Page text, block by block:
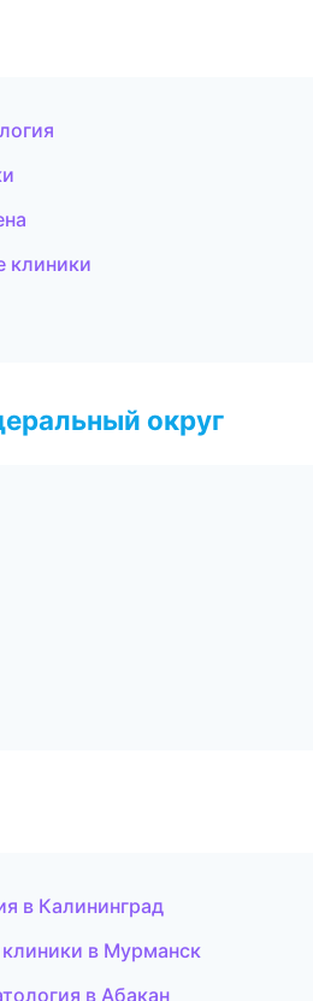
клиники
округ
в Калининград
в Мурманск
в Абакан